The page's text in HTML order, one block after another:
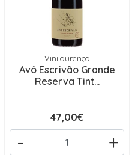
Vinilourenço
Avô Escrivão Grande
Reserva Tint...
47,00€
+
-